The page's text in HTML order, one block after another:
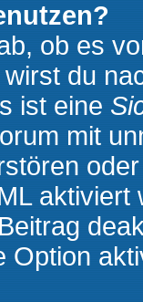
ob es
du
ist eine
mit
Option